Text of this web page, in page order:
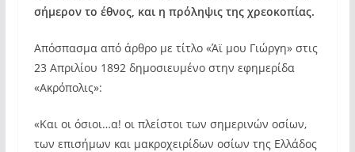
σήμερον το έθνος, και η πρόληψις της χρεοκοπίας.
Απόσπασμα από άρθρο με τίτλο «Άϊ μου Γιώργη» στις
23 Απριλίου 1892 δημοσιευμένο στην εφημερίδα
«Ακρόπολις»:
«Και οι όσιοι…α! οι πλείστοι των σημερινών οσίων,
των επισήμων και μακροχειρίδων οσίων της Ελλάδος